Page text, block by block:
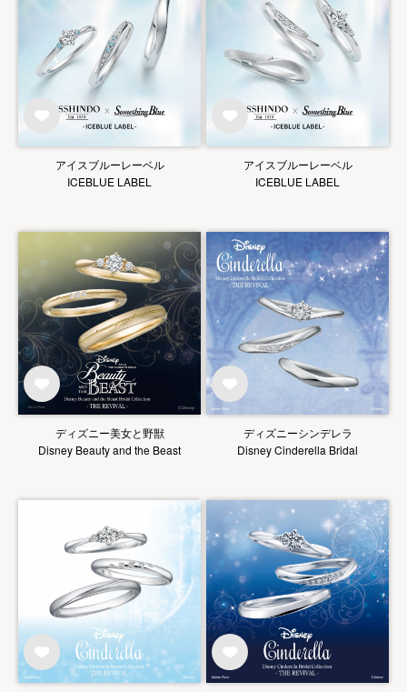
アイスブルーレーベル
ICEBLUE LABEL
アイスブルーレーベル
ICEBLUE LABEL
ディズニー美女と野獣
Disney Beauty and the Beast
ディズニーシンデレラ
Disney Cinderella Bridal